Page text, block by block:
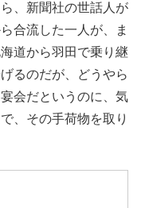
、新聞社の世話人が
合流した一人が、ま
道から羽田で乗り継
るのだが、どうやら
会だというのに、気
、その手荷物を取り